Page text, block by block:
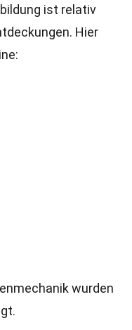
ist relativ
Hier
wurden